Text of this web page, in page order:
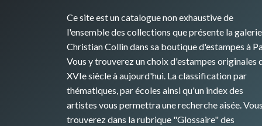
Ce site est un catalogue non exhaustive de
l'ensemble des collections que présente la galerie
Christian Collin dans sa boutique d'estampes à
Vous y trouverez un choix d'estampes originales
XVIe siècle à aujourd'hui. La classification par
thématiques, par écoles ainsi qu'un index des
artistes vous permettra une recherche aisée.
trouverez dans la rubrique "Glossaire" des